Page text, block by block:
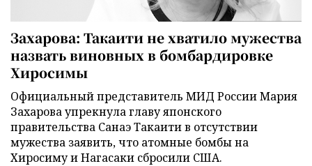
Захарова: Такаити не хватило мужества
назвать виновных в бомбардировке
Хиросимы
Официальный представитель МИД России Мария
Захарова упрекнула главу японского
правительства Санаэ Такаити в отсутствии
мужества заявить, что атомные бомбы на
Хиросиму и Нагасаки сбросили США.